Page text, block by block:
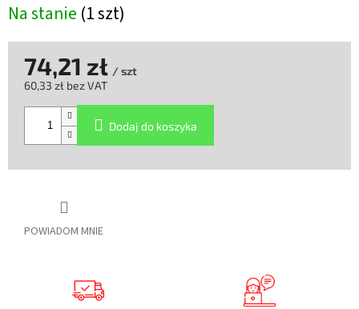
Na stanie (1 szt)
POWIADOM MNIE
74,21 zł / szt
60,33 zł bez VAT
jednostkowa:
Dodaj do koszyka